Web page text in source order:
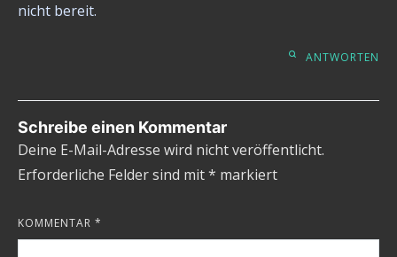
nicht bereit.
ANTWORTEN
Schreibe einen Kommentar
Deine E-Mail-Adresse wird nicht veröffentlicht.
Erforderliche Felder sind mit* markiert
KOMMENTAR *